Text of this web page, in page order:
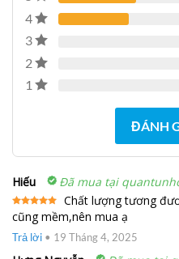
4
3
2
1
ĐÁNH
Hiếu Đã mua tại
Được xếp
hạng5 5
sao
Chất lượng tương
cũng mềm,nên mua ạ
Trả lời • 19 Tháng 4, 2025